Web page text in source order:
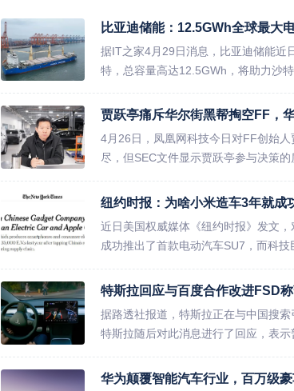
比亚迪储能：12.5GWh全球最大
据IT之家4月29日消息，比亚迪储能近
特，总容量高达12.5GWh，将助力沙
贾跃亭痛斥华尔街黑帮掏空FF，
4月26日，凤凰网科技今日对FF创始
尽，但SEC文件显示贾跃亭参与决策
纽约时报：为啥小米造车3年就成
近日美国权威媒体《纽约时报》发文
成功推出了首款电动汽车SU7，而科
特斯拉回应与百度合作改进FSD
据路透社报道，特斯拉正在与中国搜
特斯拉随后对此消息进行了回应，表
华为颠覆智能汽车行业，百万级